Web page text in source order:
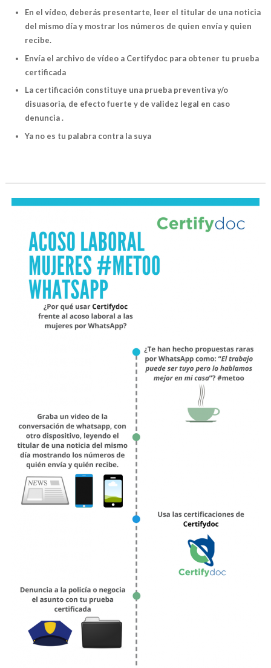
En el vídeo, deberás presentarte, leer el titular de una noticia
del mismo día y mostrar los números de quien envía y quien
recibe.
Envía el archivo de vídeo a Certifydoc para obtener tu prueba
certificada
La certificación constituye una prueba preventiva y/o
disuasoria, de efecto fuerte y de validez legal en caso
denuncia .
Ya no es tu palabra contra la suya